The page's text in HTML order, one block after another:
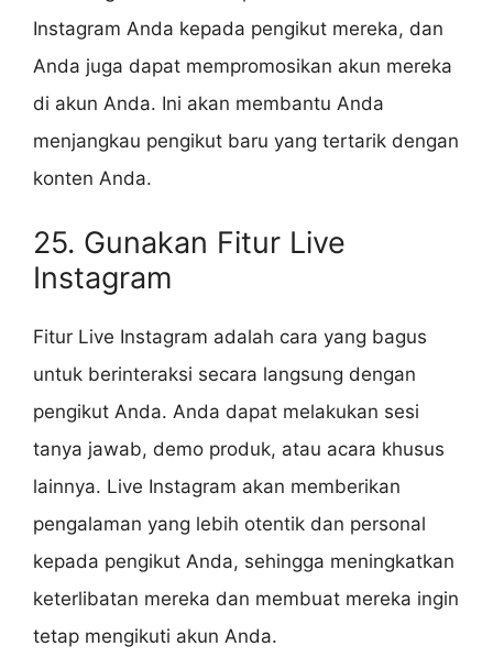
Instagram Anda kepada pengikut mereka, dan
Anda juga dapat mempromosikan akun mereka
di akun Anda. Ini akan membantu Anda
menjangkau pengikut baru yang tertarik dengan
konten Anda.
25. Gunakan Fitur Live
Instagram
Fitur Live Instagram adalah cara yang bagus
untuk berinteraksi secara langsung dengan
pengikut Anda. Anda dapat melakukan sesi
tanya jawab, demo produk, atau acara khusus
lainnya. Live Instagram akan memberikan
pengalaman yang lebih otentik dan personal
kepada pengikut Anda, sehingga meningkatkan
keterlibatan mereka dan membuat mereka ingin
tetap mengikuti akun Anda.